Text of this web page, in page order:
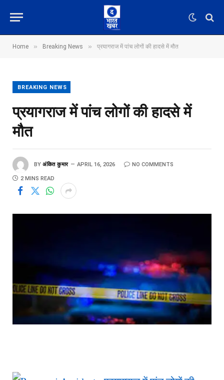
Home » Breaking News » प्रयागराज में पांच लोगों की हादसे में मौत
BREAKING NEWS
प्रयागराज में पांच लोगों की हादसे में
मौत
BY अंकित कुमार APRIL 16, 2026 NO COMMENTS
2 MINS READ